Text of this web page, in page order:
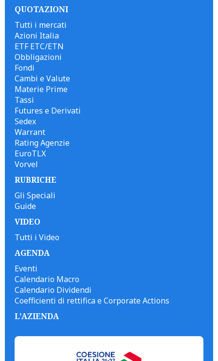
QUOTAZIONI
Tutti i mercati
Azioni Italia
ETF ETC/ETN
Obbligazioni
Fondi
Cambi e Valute
Materie Prime
Tassi
Futures e Derivati
Sedex
Warrant
Rating Agenzie
EuroTLX
Vorvel
RUBRICHE
Gli Speciali
Guide
VIDEO
Tutti i Video
AGENDA
Eventi
Calendario Macro
Calendario Dividendi
Coefficienti di rettifica e Corporate Actions
L'AZIENDA